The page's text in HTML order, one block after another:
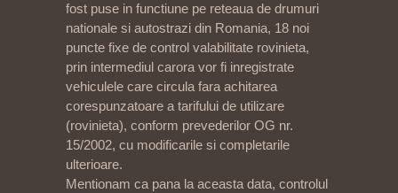
fost puse in functiune pe reteaua de drumuri
nationale si autostrazi din Romania, 18 noi
puncte fixe de control valabilitate rovinieta,
prin intermediul carora vor fi inregistrate
vehiculele care circula fara achitarea
corespunzatoare a tarifului de utilizare
(rovinieta), conform prevederilor OG nr.
15/2002, cu modificarile si completarile
ulterioare.
Mentionam ca pana la aceasta data, controlul